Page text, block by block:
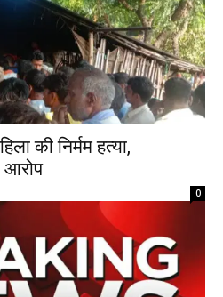
की निर्मम हत्या,
आरोप
0